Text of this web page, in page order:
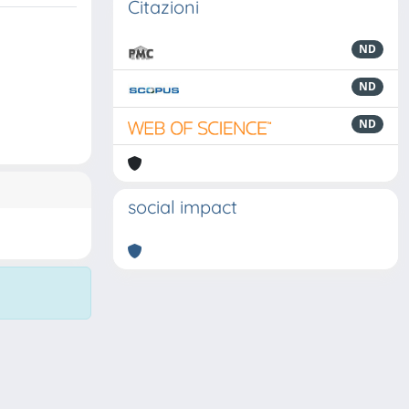
Citazioni
ND
ND
ND
social impact